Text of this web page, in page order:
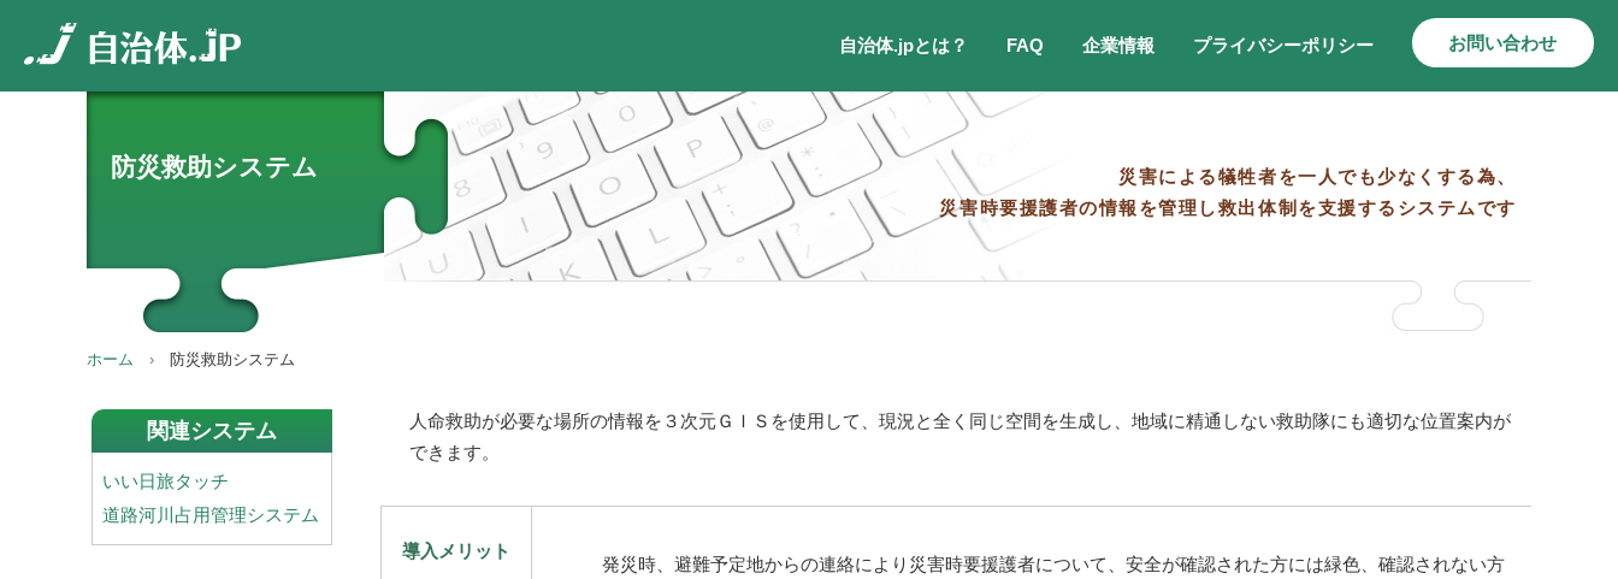
自治体.jpとは？ FAQ 企業情報 プライバシーポリシー お問い合わせ
防災救助システム
災害による犠牲者を一人でも少なくする為、
災害時要援護者の情報を管理し救出体制を支援するシステムです
ホーム 防災救助システム
関連システム
いい日旅タッチ
道路河川占用管理システム
人命救助が必要な場所の情報を３次元ＧＩＳを使用して、現況と全く同じ空間を生成し、地域に精通しない救助隊にも適切な位置案内が
できます。
導入メリット
発災時、避難予定地からの連絡により災害時要援護者について、安全が確認された方には緑色、確認されない方